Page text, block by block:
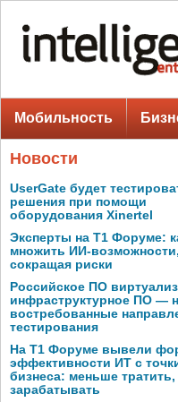
Мобильность
Новости
UserGate будет
решения при помощи
оборудования Xinertel
Эксперты на Т1 Форуме:
множить ИИ-возможности,
сокращая риски
Российское ПО
инфраструктурное ПО —
востребованные
тестирования
На Т1 Форуме вывели
эффективности ИТ с
бизнеса: меньше
зарабатывать